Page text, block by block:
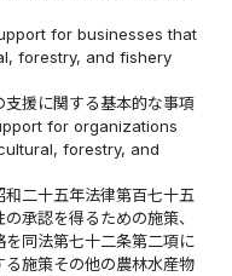
for businesses that
forestry, and fishery
援に関する基本的な事項
for organizations
forestry, and
和二十五年法律第百七十五
承認を得るための施策、
同法第七十二条第二項に
施策その他の農林水産物